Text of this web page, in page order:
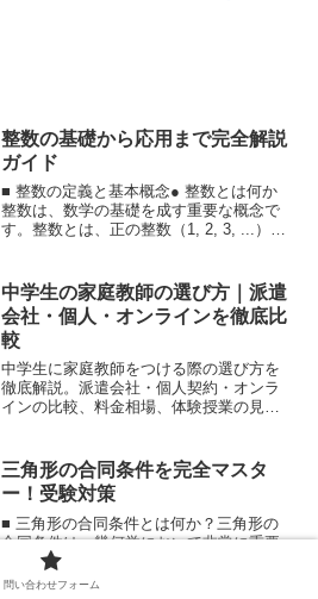
整数の基礎から応用まで完全解説
ガイド
■ 整数の定義と基本概念● 整数とは何か
整数は、数学の基礎を成す重要な概念で
す。整数とは、正の整数（1, 2, 3, ...）、
繁に使用される整数は...
中学生の家庭教師の選び方｜派遣
会社・個人・オンラインを徹底比
較
中学生に家庭教師をつける際の選び方を
徹底解説。派遣会社・個人契約・オンラ
インの比較、料金相場、体験授業の見極
三角形の合同条件を完全マスタ
ー！受験対策
■ 三角形の合同条件とは何か？三角形の
合同条件は、幾何学において非常に重要
な概念です。二つの三角形が合同である
とは、それらが完全に重なり合うことを
問い合わせフォーム